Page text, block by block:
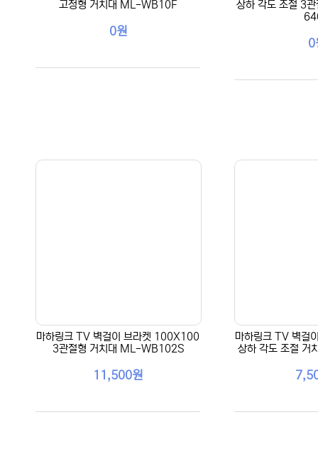
고정형 거치대 ML-WB10F
0원
상하 각도 조절 3
0
마하링크 TV 벽걸이 브라켓 100X100
3관절형 거치대 ML-WB102S
11,500원
마하링크 TV 벽걸
상하 각도 조절